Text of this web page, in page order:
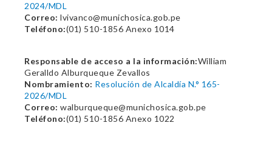
2024/MDL
Correo: lvivanco@munichosica.gob.pe
Teléfono:(01) 510-1856 Anexo 1014
Responsable de acceso a la información:William
Geralldo Alburqueque Zevallos
Nombramiento: Resolución de Alcaldía N.° 165-
2026/MDL
Correo: walburqueque@munichosica.gob.pe
Teléfono:(01) 510-1856 Anexo 1022